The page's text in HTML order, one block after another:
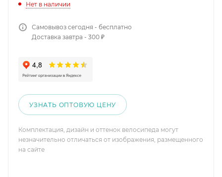
Нет в наличии
Самовывоз сегодня - бесплатно
Доставка завтра - 300 ₽
УЗНАТЬ ОПТОВУЮ ЦЕНУ
Комплектация, дизайн и оттенок велосипеда могут
незначительно отличаться от изображения, размещенного
на сайте